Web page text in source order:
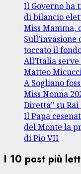
Il Governo ha
di bilancio
Miss Mamma,
toccato il
All’Italia
Matteo
A Sogliano
Miss Nonna
Diretta” su Rai
Il Papa
del Monte la
di Pio VII
I 10 post più